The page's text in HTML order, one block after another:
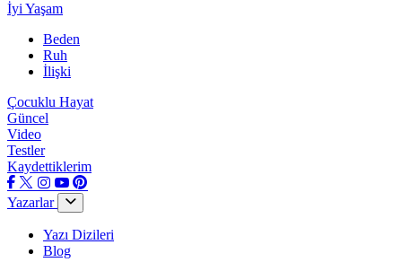
İyi Yaşam
Beden
Ruh
İlişki
Çocuklu Hayat
Güncel
Video
Testler
Kaydettiklerim
Yazarlar
Yazı Dizileri
Blog